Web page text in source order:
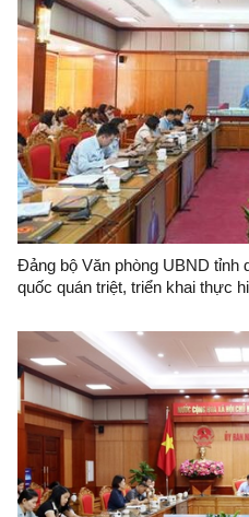
Đảng bộ Văn phòng UBND tỉnh
quốc quán triệt, triển khai thực